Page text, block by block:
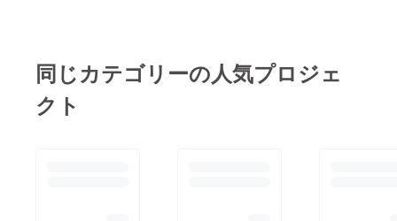
同じカテゴリーの人気プロジェ
クト